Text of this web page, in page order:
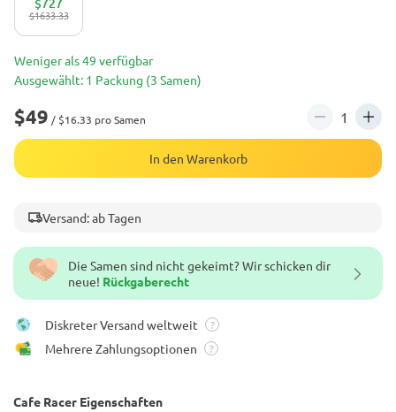
Die Samen sind nicht gekeimt? Wir schicken dir
neue! Rückgaberecht
Diskreter Versand weltweit ?
Mehrere Zahlungsoptionen ?
Cafe Racer Eigenschaften
$1633.33
Weniger als 49 verfügbar
Ausgewählt: 1 Packung (3 Samen)
$49 / $16.33 pro Samen
In den Warenkorb
Versand: ab Tagen